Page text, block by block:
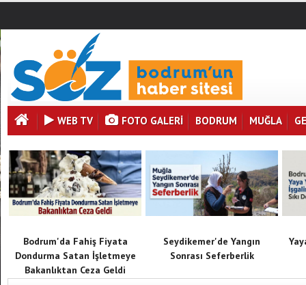
WEB TV FOTO GALERI BODRUM MUĞLA
Bodrum'da Fahiş Fiyata
Dondurma Satan İşletmeye
Bakanlıktan Ceza Geldi
Seydikemer'de Yangın
Sonrası Seferberlik